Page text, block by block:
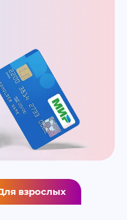
взрослых